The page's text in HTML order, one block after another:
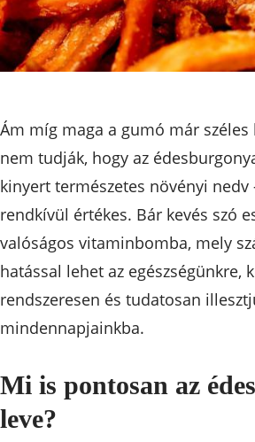
Ám míg maga a gumó már
nem tudják, hogy az
kinyert természetes növényi nedv
rendkívül értékes. Bár kevés szó
valóságos vitaminbomba, mely
hatással lehet az egészségünkre,
rendszeresen és tudatosan
mindennapjainkba.
Mi is pontosan az
leve?